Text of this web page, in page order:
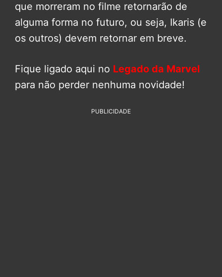
que morreram no filme retornarão de
alguma forma no futuro, ou seja, Ikaris (e
os outros) devem retornar em breve.
Fique ligado aqui no Legado da Marvel
para não perder nenhuma novidade!
PUBLICIDADE